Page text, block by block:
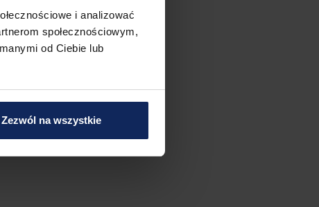
i analizować
społecznościowym,
od Ciebie lub
Zezwól na wszystkie